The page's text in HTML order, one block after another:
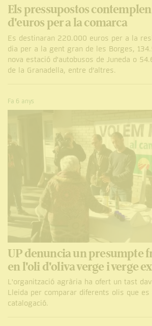
Els pressupostos
d'euros per a la comarca
Es destinaran 220.000 euros per a la
dia per a la gent gran de les Borges,
nova estació d'autobusos de Juneda o
de la Granadella, entre d’altres.
Fa 6 anys
UP denuncia un presumpte
en l'oli d'oliva verge i verge
L'organització agrària ha ofert un tast
Lleida per comparar diferents olis que es
catalogació.